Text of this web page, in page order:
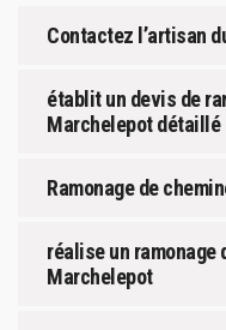
Contactez l’artisan
établit un devis de
Marchelepot détaillé
Ramonage de
réalise un ramonage
Marchelepot